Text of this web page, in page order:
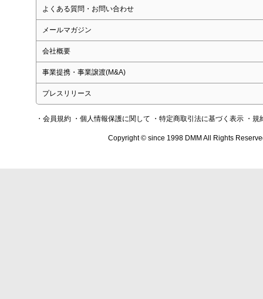
よくある質問・お問い合わせ
メールマガジン
会社概要
事業提携・事業譲渡(M&A)
プレスリリース
・会員規約 ・個人情報保護に関して ・特定商取引法に基づく表示 ・規
Copyright © since 1998 DMM All Rights